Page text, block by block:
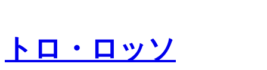
トロ・ロッソ